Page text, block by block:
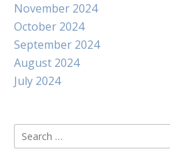
November 2024
October 2024
September 2024
August 2024
July 2024
Search
for: